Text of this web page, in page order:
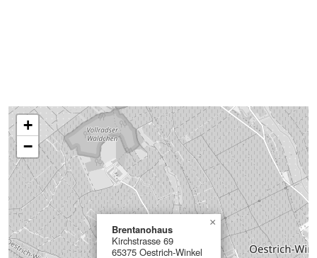
Brentanohaus
Kirchstrasse 69
65375 Oestrich-Winkel
×
+
−